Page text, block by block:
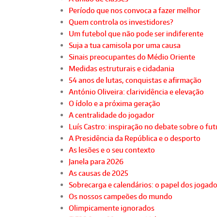
Período que nos convoca a fazer melhor
Quem controla os investidores?
Um futebol que não pode ser indiferente
Suja a tua camisola por uma causa
Sinais preocupantes do Médio Oriente
Medidas estruturais e cidadania
54 anos de lutas, conquistas e afirmação
António Oliveira: clarividência e elevação
O ídolo e a próxima geração
A centralidade do jogador
Luís Castro: inspiração no debate sobre o
A Presidência da República e o desporto
As lesões e o seu contexto
Janela para 2026
As causas de 2025
Sobrecarga e calendários: o papel dos
Os nossos campeões do mundo
Olimpicamente ignorados